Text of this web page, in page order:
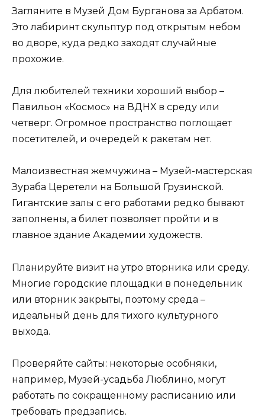
Загляните в Музей Дом Бурганова за Арбатом.
Это лабиринт скульптур под открытым небом
во дворе, куда редко заходят случайные
прохожие.
Для любителей техники хороший выбор –
Павильон «Космос» на ВДНХ в среду или
четверг. Огромное пространство поглощает
посетителей, и очередей к ракетам нет.
Малоизвестная жемчужина – Музей-мастерская
Зураба Церетели на Большой Грузинской.
Гигантские залы с его работами редко бывают
заполнены, а билет позволяет пройти и в
главное здание Академии художеств.
Планируйте визит на утро вторника или среду.
Многие городские площадки в понедельник
или вторник закрыты, поэтому среда –
идеальный день для тихого культурного
выхода.
Проверяйте сайты: некоторые особняки,
например, Музей-усадьба Люблино, могут
работать по сокращенному расписанию или
требовать предзапись.